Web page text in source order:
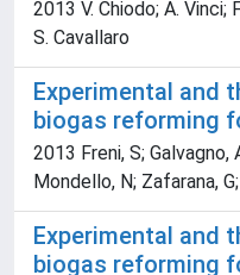
2013 V. Chiodo; A. Vinci;
S. Cavallaro
Experimental and
biogas reforming
2013 Freni, S; Galvagno,
Mondello, N; Zafarana,
Experimental and
biogas reforming